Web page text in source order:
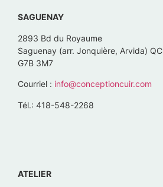
SAGUENAY
2893 Bd du Royaume
Saguenay (arr. Jonquière, Arvida) QC
G7B 3M7
Courriel : info@conceptioncuir.com
Tél.: 418-548-2268
ATELIER